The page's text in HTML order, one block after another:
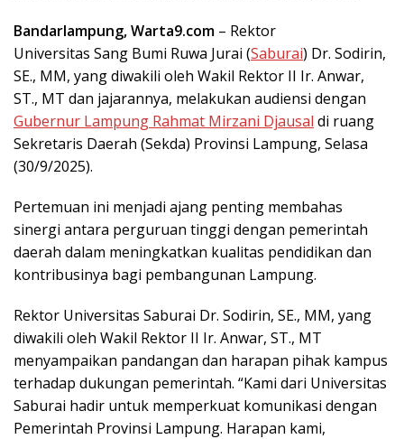
Bandarlampung, Warta9.com – Rektor
Universitas Sang Bumi Ruwa Jurai (Saburai) Dr. Sodirin,
SE., MM, yang diwakili oleh Wakil Rektor II Ir. Anwar,
ST., MT dan jajarannya, melakukan audiensi dengan
Gubernur Lampung Rahmat Mirzani Djausal di ruang
Sekretaris Daerah (Sekda) Provinsi Lampung, Selasa
(30/9/2025).
Pertemuan ini menjadi ajang penting membahas
sinergi antara perguruan tinggi dengan pemerintah
daerah dalam meningkatkan kualitas pendidikan dan
kontribusinya bagi pembangunan Lampung.
Rektor Universitas Saburai Dr. Sodirin, SE., MM, yang
diwakili oleh Wakil Rektor II Ir. Anwar, ST., MT
menyampaikan pandangan dan harapan pihak kampus
terhadap dukungan pemerintah. “Kami dari Universitas
Saburai hadir untuk memperkuat komunikasi dengan
Pemerintah Provinsi Lampung. Harapan kami,